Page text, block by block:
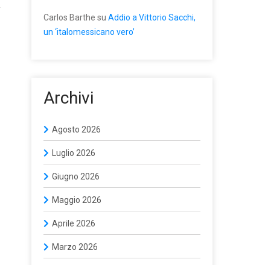
Carlos Barthe su Addio a Vittorio Sacchi,
un ‘italomessicano vero’
Archivi
Agosto 2026
Luglio 2026
Giugno 2026
Maggio 2026
Aprile 2026
Marzo 2026